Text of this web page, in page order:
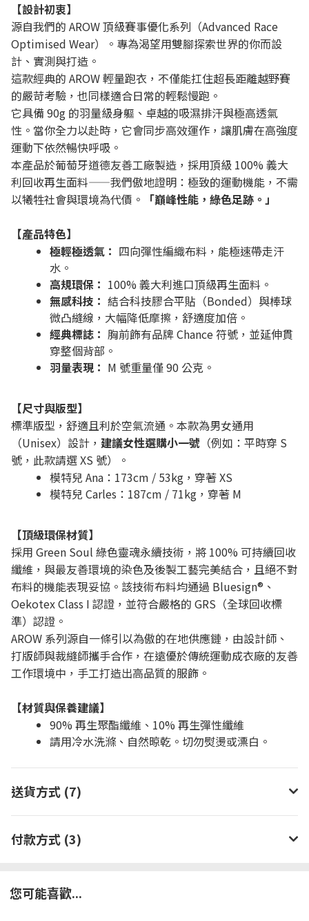
【設計初衷】
源自我們的 AROW 頂級賽事優化系列（Advanced Race
Optimised Wear）。專為渴望用雙腳探索世界的你而設
計、實測與打造。
這款經典的 AROW 輕量跑衣，不僅能扛住超長距離越野賽
的嚴苛考驗，也同樣適合日常的輕鬆慢跑。
它具備 90g 的羽量級身軀、卓越的吸濕排汗與極高透氣
性。當你全力以赴時，它會同步高效運作，讓肌膚在高強度
運動下依然暢快呼吸。
本產品於葡萄牙道德友善工廠製造，採用頂級 100% 義大
利回收再生面料——我們傲地證明：極致的運動機能，不需
以犧牲社會與環境為代價。
「巔峰性能，綠色足跡。」
【產品特色】
極輕極透氣： 四向彈性編織布料，能極速帶走汗
水。
高規環保： 100% 義大利進口頂級再生面料。
無感科技： 結合科技膠合平貼（Bonded）與棒球
微凸縫線，大幅降低摩擦，舒適度加倍。
經典標誌： 胸前飾有品牌 Chance 符號，並延伸貫
穿整個背部。
羽量表現： M 號重量僅 90 公克。
【尺寸與版型】
標準版型，舒適且利於空氣流通。本款為男女通用
（Unisex）設計， 建議女性選購小一號 （例如：平時穿 S
號，此款請選 XS 號）。
模特兒 Ana：173cm / 53kg，穿著 XS
模特兒 Carles：187cm / 71kg，穿著 M
【頂級環保材質】
採用 Green Soul 綠色靈魂永續技術，將 100% 可持續回收
纖維，與最友善環境的染色及後製工藝完美結合，且絕不對
布料的機能表現妥協。該技術布料均通過 Bluesign®、
Oekotex Class I 認證，並符合嚴格的 GRS（全球回收標
準）認證。
AROW 系列源自一條引以為傲的在地供應鏈，由設計師、
打版師與裁縫師攜手合作，在遠優於傳統運動成衣廠的友善
工作環境中，手工打造出高品質的服飾。
【材質與保養建議】
90% 再生聚酯纖維、10% 再生彈性纖維
請用冷水洗滌、自然晾乾。切勿熨燙或漂白。
送貨方式 (7)
付款方式 (3)
您可能喜歡...